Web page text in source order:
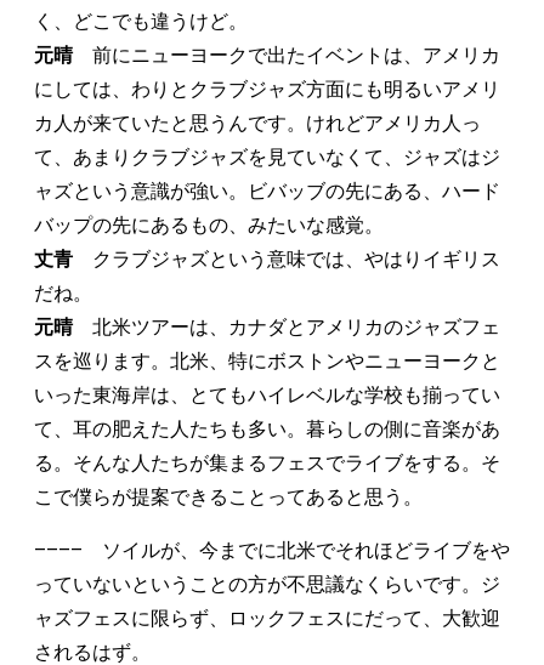
く、どこでも違うけど。
元晴前にニューヨークで出たイベントは、アメリカ
にしては、わりとクラブジャズ方面にも明るいアメリ
カ人が来ていたと思うんです。けれどアメリカ人っ
て、あまりクラブジャズを見ていなくて、ジャズはジ
ャズという意識が強い。ビバッブの先にある、ハード
バップの先にあるもの、みたいな感覚。
丈青 クラブジャズという意味では、やはりイギリス
だね。
元晴北米ツアーは、カナダとアメリカのジャズフェ
スを巡ります。北米、特にボストンやニューヨークと
いった東海岸は、とてもハイレベルな学校も揃ってい
て、耳の肥えた人たちも多い。暮らしの側に音楽があ
る。そんな人たちが集まるフェスでライブをする。そ
こで僕らが提案できることってあると思う。
–––– ソイルが、今までに北米でそれほどライブをや
っていないということの方が不思議なくらいです。ジ
ャズフェスに限らず、ロックフェスにだって、大歓迎
されるはず。